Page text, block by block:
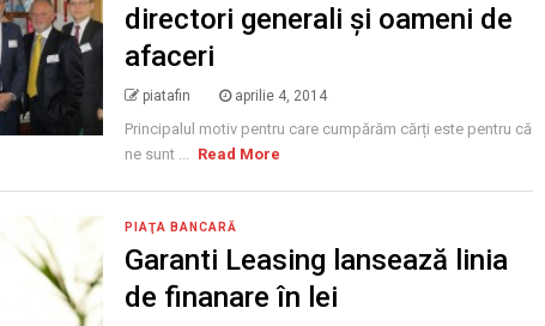
directori generali și oameni de
afaceri
piatafin aprilie 4, 2014
Principalul motiv pentru care cumpărăm cărți este pentru că
ne sunt ... Read More
PIAŢA BANCARĂ
Garanti Leasing lansează linia
de finanare în lei